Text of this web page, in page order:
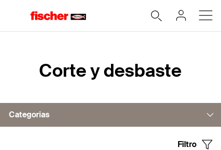
Corte y desbaste
Categorias
Filtro